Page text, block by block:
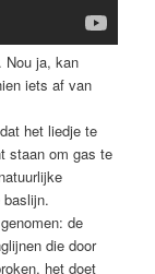
Nou ja, kan
iets af van
het liedje te
staan om gas te
de
die door
het doet